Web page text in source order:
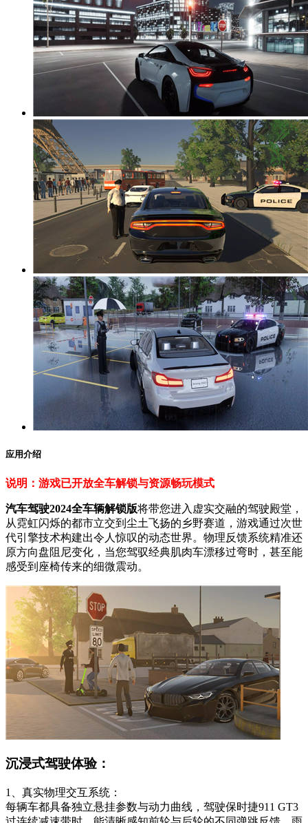
应用介绍
说明：游戏已开放全车解锁与资源畅玩模式
汽车驾驶2024全车辆解锁版将带您进入虚实交融的驾驶殿堂，
从霓虹闪烁的都市立交到尘土飞扬的乡野赛道，游戏通过次世
代引擎技术构建出令人惊叹的动态世界。物理反馈系统精准还
原方向盘阻尼变化，当您驾驭经典肌肉车漂移过弯时，甚至能
感受到座椅传来的细微震动。
沉浸式驾驶体验：
1、真实物理交互系统：
每辆车都具备独立悬挂参数与动力曲线，驾驶保时捷911 GT3